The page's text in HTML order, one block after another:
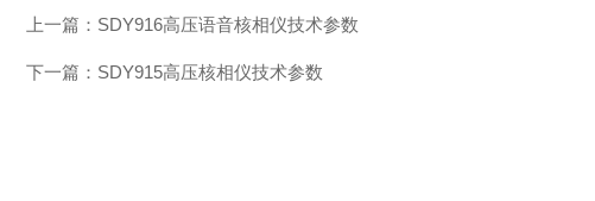
上一篇： SDY916高压语音核相仪技术参数
下一篇： SDY915高压核相仪技术参数